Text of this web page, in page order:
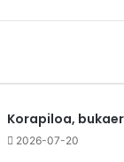
Korapiloa,
2026-07-20